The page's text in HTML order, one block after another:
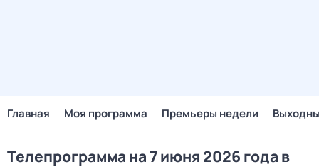
Главная Моя программа Премьеры недели
Телепрограмма на 7 июня 2026 года в